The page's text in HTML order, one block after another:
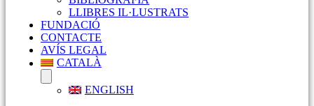
LLIBRES IL·LUSTRATS
FUNDACIÓ
CONTACTE
AVÍS LEGAL
CATALÀ
ENGLISH